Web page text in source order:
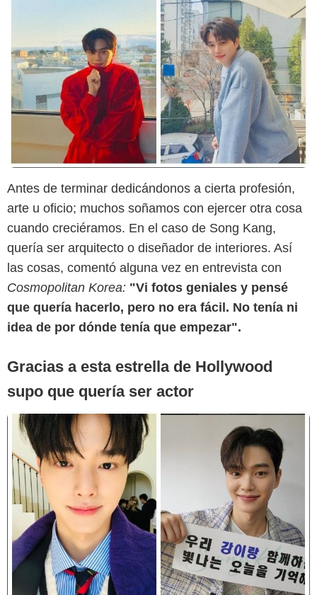
Antes de terminar dedicándonos a cierta profesión,
arte u oficio; muchos soñamos con ejercer otra cosa
cuando creciéramos. En el caso de Song Kang,
quería ser arquitecto o diseñador de interiores. Así
las cosas, comentó alguna vez en entrevista con
Cosmopolitan Korea: "Vi fotos geniales y pensé
que quería hacerlo, pero no era fácil. No tenía ni
idea de por dónde tenía que empezar".
Gracias a esta estrella de Hollywood
supo que quería ser actor
Instagram @songkang_b